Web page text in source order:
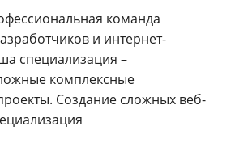
команда
и интернет-
специализация –
комплексные
Создание сложных веб-